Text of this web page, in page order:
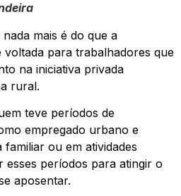
mais é do que a
voltada para trabalhadores que
na iniciativa privada
rural.
teve períodos de
empregado urbano e
ou em atividades
esses períodos para atingir o
aposentar.